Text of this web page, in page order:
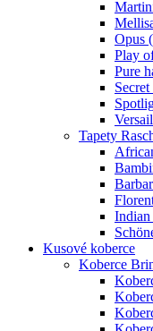
Opus
Play
Pure
Tapety
Kusové koberce
Koberce